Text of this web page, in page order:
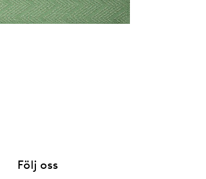
Följ oss